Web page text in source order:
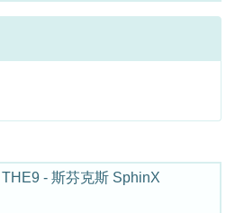
THE9 - 斯芬克斯 SphinX